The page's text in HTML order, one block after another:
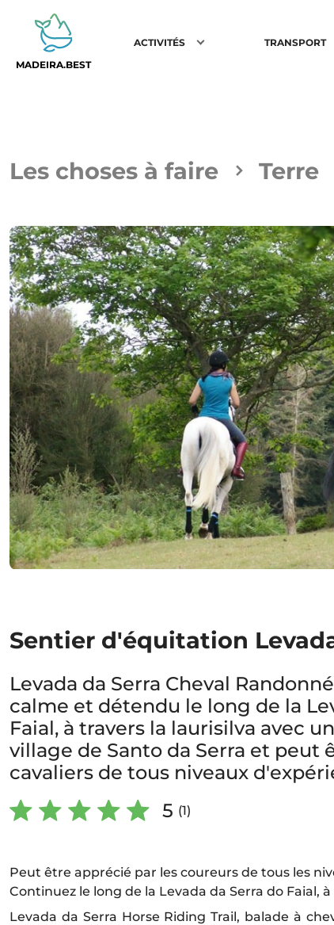
MADEIRA.BEST
ACTIVITÉS TRANSPORT
Les choses à faire Terre
Sentier d'équitation
Levada da Serra Cheval
calme et détendu le long de la
Faial, à travers la laurisilva avec
village de Santo da Serra et peut
cavaliers de tous niveaux
5 (1)
Peut être apprécié par les coureurs de tous les
Continuez le long de la Levada da Serra do Faial,
Levada da Serra Horse Riding Trail, balade à